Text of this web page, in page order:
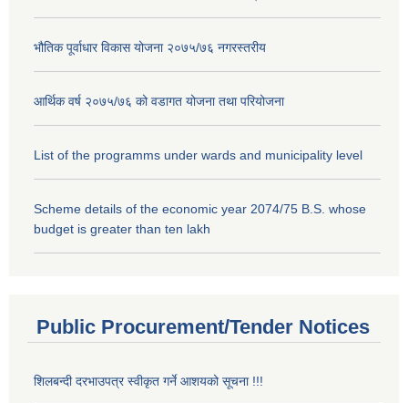
भौतिक पूर्वाधार विकास योजना २०७५/७६ नगरस्तरीय
आर्थिक वर्ष २०७५/७६ को वडागत योजना तथा परियोजना
List of the programms under wards and municipality level
Scheme details of the economic year 2074/75 B.S. whose
budget is greater than ten lakh
Public Procurement/Tender Notices
शिलबन्दी दरभाउपत्र स्वीकृत गर्ने आशयको सूचना !!!